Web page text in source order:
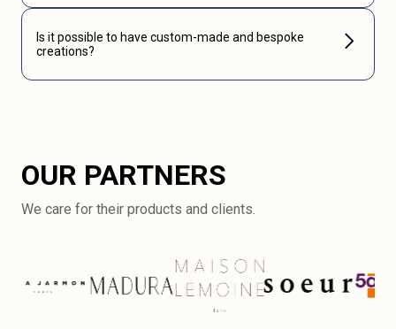
Is it possible to have custom-made and bespoke
creations?
OUR PARTNERS
We care for their products and clients.